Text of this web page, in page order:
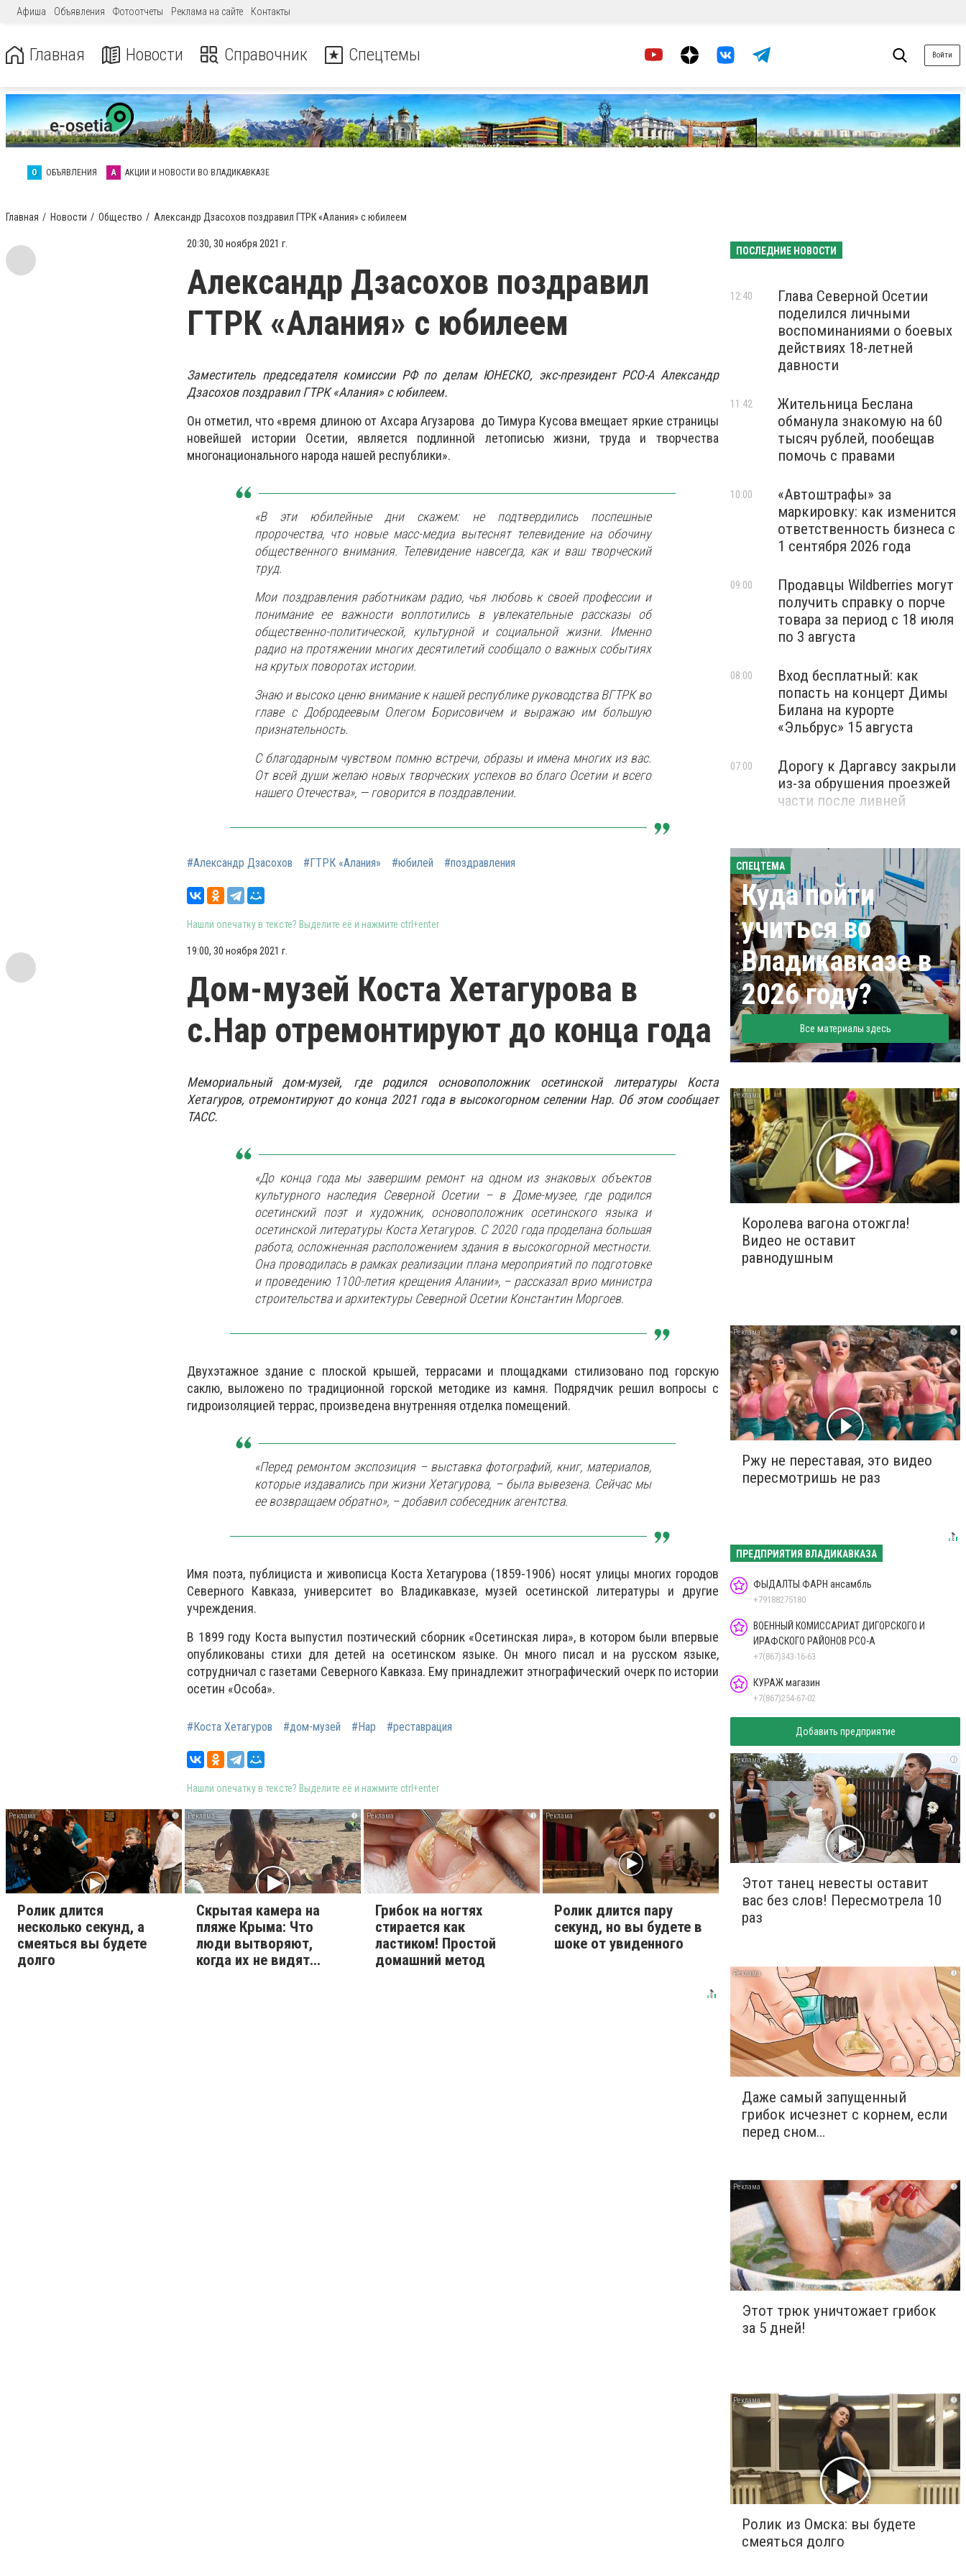
Афиша Объявления Фотоотчеты Реклама на сайте Контакты
Главная Новости Справочник Спецтемы Войти
О ОБЪЯВЛЕНИЯ А АКЦИИ И НОВОСТИ ВО ВЛАДИКАВКАЗЕ
Главная Новости Общество Александр Дзасохов поздравил ГТРК «Алания» с юбилеем
20:30, 30 ноября 2021 г.
Александр Дзасохов поздравил
ГТРК «Алания» с юбилеем
Заместитель председателя комиссии РФ по делам ЮНЕСКО, экс-президент РСО-А Александр
Дзасохов поздравил ГТРК «Алания» с юбилеем.
Он отметил, что «время длиною от Ахсара Агузарова до Тимура Кусова вмещает яркие страницы
новейшей истории Осетии, является подлинной летописью жизни, труда и творчества
многонационального народа нашей республики».
«В эти юбилейные дни скажем: не подтвердились поспешные
пророчества, что новые масс-медиа вытеснят телевидение на обочину
общественного внимания. Телевидение навсегда, как и ваш творческий
труд.
Мои поздравления работникам радио, чья любовь к своей профессии и
понимание ее важности воплотились в увлекательные рассказы об
общественно-политической, культурной и социальной жизни. Именно
радио на протяжении многих десятилетий сообщало о важных событиях
на крутых поворотах истории.
Знаю и высоко ценю внимание к нашей республике руководства ВГТРК во
главе с Добродеевым Олегом Борисовичем и выражаю им большую
признательность.
С благодарным чувством помню встречи, образы и имена многих из вас.
От всей души желаю новых творческих успехов во благо Осетии и всего
нашего Отечества», — говорится в поздравлении.
#Александр Дзасохов #ГТРК «Алания» #юбилей #поздравления
Нашли опечатку в тексте? Выделите её и нажмите ctrl+enter
19:00, 30 ноября 2021 г.
Дом-музей Коста Хетагурова в
с.Нар отремонтируют до конца года
Мемориальный дом-музей, где родился основоположник осетинской литературы Коста
Хетагуров, отремонтируют до конца 2021 года в высокогорном селении Нар. Об этом сообщает
ТАСС.
«До конца года мы завершим ремонт на одном из знаковых объектов
культурного наследия Северной Осетии – в Доме-музее, где родился
осетинский поэт и художник, основоположник осетинского языка и
осетинской литературы Коста Хетагуров. С 2020 года проделана большая
работа, осложненная расположением здания в высокогорной местности.
Она проводилась в рамках реализации плана мероприятий по подготовке
и проведению 1100-летия крещения Алании», – рассказал врио министра
строительства и архитектуры Северной Осетии Константин Моргоев.
Двухэтажное здание с плоской крышей, террасами и площадками стилизовано под горскую
саклю, выложено по традиционной горской методике из камня. Подрядчик решил вопросы с
гидроизоляцией террас, произведена внутренняя отделка помещений.
«Перед ремонтом экспозиция – выставка фотографий, книг, материалов,
которые издавались при жизни Хетагурова, – была вывезена. Сейчас мы
ее возвращаем обратно», – добавил собеседник агентства.
Имя поэта, публициста и живописца Коста Хетагурова (1859-1906) носят улицы многих городов
Северного Кавказа, университет во Владикавказе, музей осетинской литературы и другие
учреждения.
В 1899 году Коста выпустил поэтический сборник «Осетинская лира», в котором были впервые
опубликованы стихи для детей на осетинском языке. Он много писал и на русском языке,
сотрудничал с газетами Северного Кавказа. Ему принадлежит этнографический очерк по истории
осетин «Особа».
#Коста Хетагуров #дом-музей #Нар #реставрация
Нашли опечатку в тексте? Выделите её и нажмите ctrl+enter
i
Ролик длится
несколько секунд, а
смеяться вы будете
долго
i
Скрытая камера на
пляже Крыма: Что
люди вытворяют,
когда их не видят...
i
Грибок на ногтях
стирается как
ластиком! Простой
домашний метод
i
Ролик длится пару
секунд, но вы будете в
шоке от увиденного
ПОСЛЕДНИЕ НОВОСТИ
Глава Северной Осетии
поделился личными
воспоминаниями о боевых
действиях 18-летней
давности
12:40
Жительница Беслана
обманула знакомую на 60
тысяч рублей, пообещав
помочь с правами
11:42
«Автоштрафы» за
маркировку: как изменится
ответственность бизнеса с
1 сентября 2026 года
10:00
Продавцы Wildberries могут
получить справку о порче
товара за период с 18 июля
по 3 августа
09:00
Вход бесплатный: как
попасть на концерт Димы
Билана на курорте
«Эльбрус» 15 августа
08:00
Дорогу к Даргавсу закрыли
из-за обрушения проезжей
части после ливней
07:00
СПЕЦТЕМА
Куда пойти
учиться во
Владикавказе в
2026 году?
Все материалы здесь
i
Королева вагона отожгла!
Видео не оставит
равнодушным
i
Ржу не переставая, это видео
пересмотришь не раз
ПРЕДПРИЯТИЯ ВЛАДИКАВКАЗА
ФЫДАЛТЫ ФАРН ансамбль
+79188275180
ВОЕННЫЙ КОМИССАРИАТ ДИГОРСКОГО И
ИРАФСКОГО РАЙОНОВ РСО-А
+7(867)343-16-63
КУРАЖ магазин
+7(867)254-67-02
Добавить предприятие
i
Этот танец невесты оставит
вас без слов! Пересмотрела 10
раз
i
Даже самый запущенный
грибок исчезнет с корнем, если
перед сном…
i
Этот трюк уничтожает грибок
за 5 дней!
i
Ролик из Омска: вы будете
смеяться долго